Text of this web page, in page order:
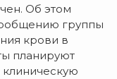
Об этом
группы
крови в
планируют